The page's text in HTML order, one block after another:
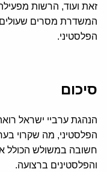
זאת ועוד, הרשות
המשדרת מסרים
הפלסטיני.
סיכום
הנהגת ערביי ישראל
חשובה במשולש הכולל
והפלסטינים ברצועה.